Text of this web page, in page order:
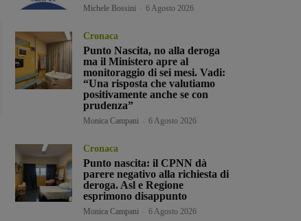
Michele Bossini 6 Agosto 2026
Cronaca
Punto Nascita, no alla deroga
ma il Ministero apre al
monitoraggio di sei mesi. Vadi:
“Una risposta che valutiamo
positivamente anche se con
prudenza”
Monica Campani 6 Agosto 2026
Cronaca
Punto nascita: il CPNN dà
parere negativo alla richiesta di
deroga. Asl e Regione
esprimono disappunto
Monica Campani 6 Agosto 2026